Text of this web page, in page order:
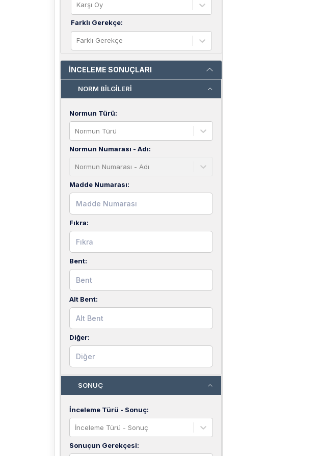
Karşı Oy
Farklı Gerekçe:
Farklı Gerekçe
İNCELEME SONUÇLARI
NORM BİLGİLERİ
Normun Türü:
Normun Türü
Normun Numarası - Adı:
Normun Numarası - Adı
Madde Numarası:
Fıkra:
Bent:
Alt Bent:
Diğer:
SONUÇ
İnceleme Türü - Sonuç:
İnceleme Türü - Sonuç
Sonuçun Gerekçesi: